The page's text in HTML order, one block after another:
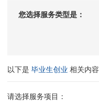
您选择服务类型是：
以下是毕业生创业相关内容
请选择服务项目：